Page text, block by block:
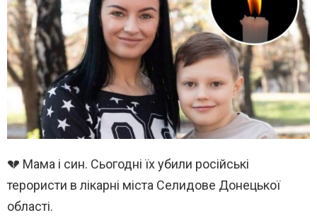
💔 Мама і син. Сьогодні їх убили російські
терористи в лікарні міста Селидове Донецької
області.